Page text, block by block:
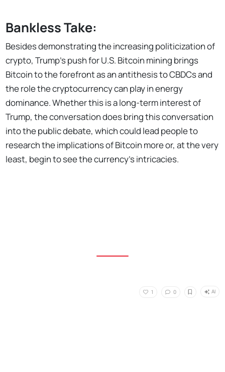
Bankless Take:
Besides demonstrating the increasing politicization of
crypto, Trump's push for U.S. Bitcoin mining brings
Bitcoin to the forefront as an antithesis to CBDCs and
the role the cryptocurrency can play in energy
dominance. Whether this is a long-term interest of
Trump, the conversation does bring this conversation
into the public debate, which could lead people to
research the implications of Bitcoin more or, at the very
least, begin to see the currency's intricacies.
1 0 AI